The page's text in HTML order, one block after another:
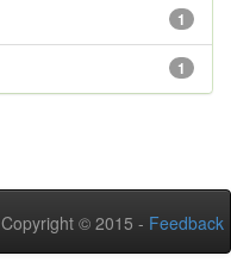
1
1
Copyright © 2015 - Feedback